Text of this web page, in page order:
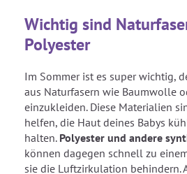
Wichtig sind
Polyester
Im Sommer ist es super wichtig,
aus Naturfasern wie Baumwolle
einzukleiden. Diese Materialien
helfen, die Haut deines Babys
halten. Polyester und andere
können dagegen schnell zu
sie die Luftzirkulation behindern.